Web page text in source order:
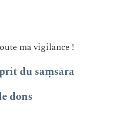
ma vigilance !
du saṃsāra
dons